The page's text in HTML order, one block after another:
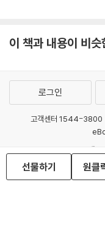
이 책과 내용이 비슷
선물하기 원클
로그인
고객센터 1544-3800
예
이용약관
PC버전